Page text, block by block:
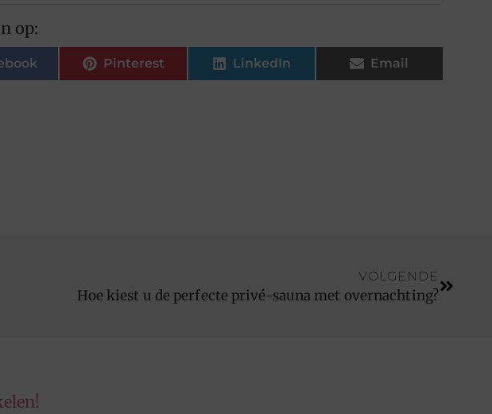
op:
Pinterest LinkedIn Email
VOLGENDE
Hoe kiest u de perfecte privé-sauna met overnachting?